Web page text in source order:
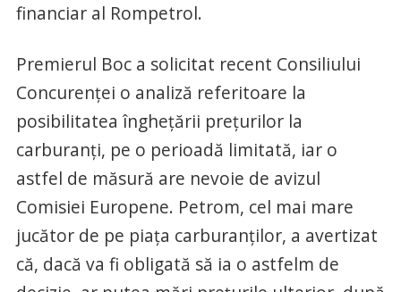
financiar al Rompetrol.
Premierul Boc a solicitat recent Consiliului
Concurenţei o analiză referitoare la
posibilitatea îngheţării preţurilor la
carburanţi, pe o perioadă limitată, iar o
astfel de măsură are nevoie de avizul
Comisiei Europene. Petrom, cel mai mare
jucător de pe piaţa carburanţilor, a avertizat
că, dacă va fi obligată să ia o astfelm de